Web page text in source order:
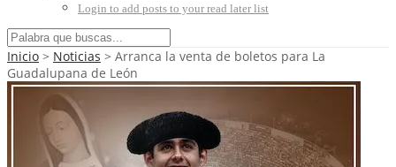
Login to add posts to your read later list
Inicio > Noticias > Arranca la venta de boletos para La
Guadalupana de León